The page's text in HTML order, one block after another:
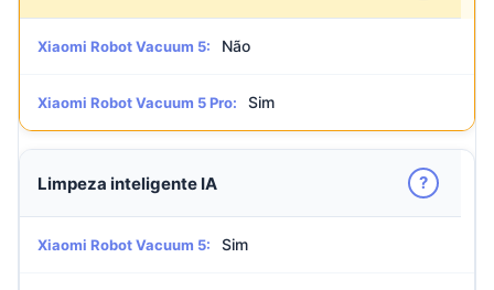
Xiaomi Robot Vacuum 5: Não
Xiaomi Robot Vacuum 5 Pro: Sim
Limpeza inteligente IA ?
Xiaomi Robot Vacuum 5: Sim